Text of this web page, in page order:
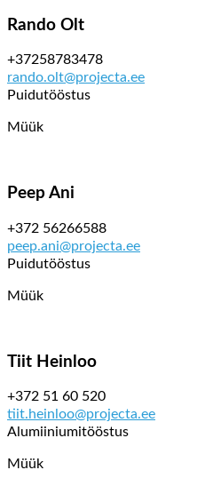
Rando Olt
+37258783478
rando.olt@projecta.ee
Puidutööstus
Müük
Peep Ani
+372 56266588
peep.ani@projecta.ee
Puidutööstus
Müük
Tiit Heinloo
+372 51 60 520
tiit.heinloo@projecta.ee
Alumiiniumitööstus
Müük